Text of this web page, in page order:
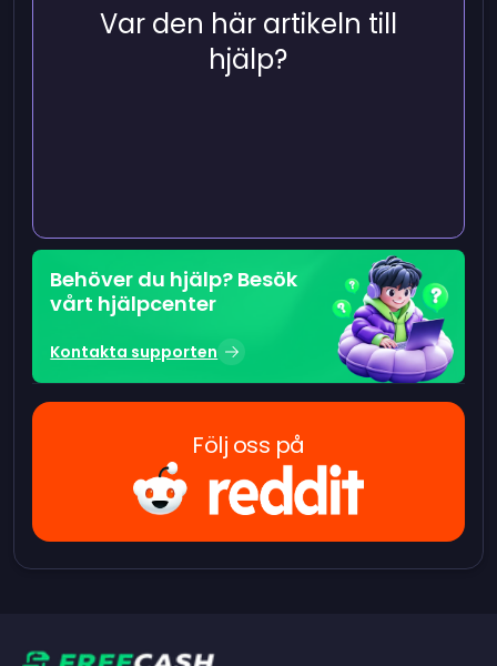
Var den här artikeln till
hjälp?
Behöver du hjälp? Besök
vårt hjälpcenter
Kontakta supporten
Följ oss på